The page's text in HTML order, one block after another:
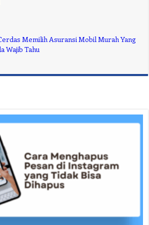
Memilih Asuransi Mobil Murah Yang
Wajib Tahu